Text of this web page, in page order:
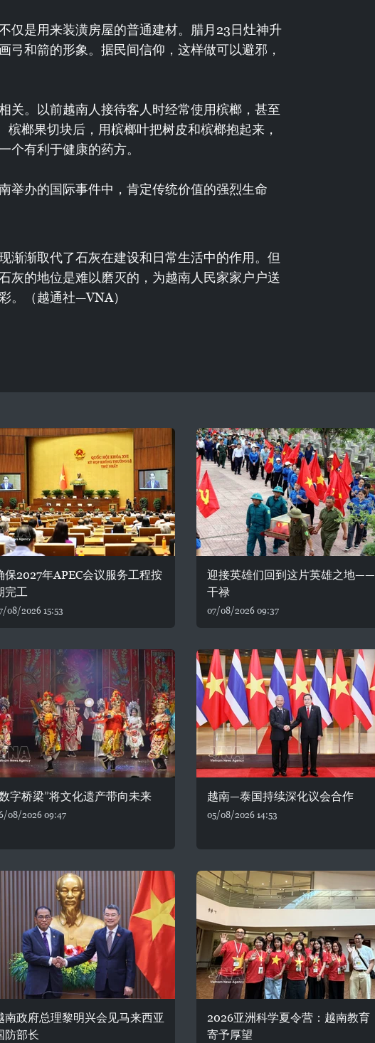
仅是用来装潢房屋的普通建材。腊月23日灶神升
弓和箭的形象。据民间信仰，这样做可以避邪，
关。以前越南人接待客人时经常使用槟榔，甚至
槟榔果切块后，用槟榔叶把树皮和槟榔抱起来，
个有利于健康的药方。
举办的国际事件中，肯定传统价值的强烈生命
渐渐取代了石灰在建设和日常生活中的作用。但
灰的地位是难以磨灭的，为越南人民家家户户送
。（越通社—VNA）
保2027年APEC会议服务工程按
完工
08/2026 15:53
迎接英雄们回到这片英雄之地——
干禄
07/08/2026 09:37
字桥梁”将文化遗产带向未来
08/2026 09:47
越南—泰国持续深化议会合作
05/08/2026 14:53
南政府总理黎明兴会见马来西亚
防部长
2026亚洲科学夏令营：越南教育
寄予厚望